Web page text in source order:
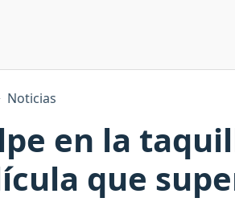
Noticias
en la
que